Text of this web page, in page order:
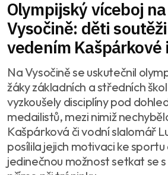
Olympijský víceboj na
Vysočině: děti
vedením Kašpárkové
Na Vysočině se uskutečnil
žáky základních a středních
vyzkoušely disciplíny pod
medailistů, mezi nimiž
Kašpárková či vodní slalomář
posílila jejich motivaci ke
jedinečnou možnost setkat se